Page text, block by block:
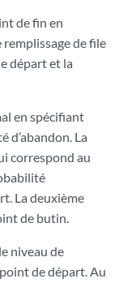
de fin en
de file
départ et la
en spécifiant
d’abandon. La
correspond au
La deuxième
de butin.
niveau de
de départ. Au